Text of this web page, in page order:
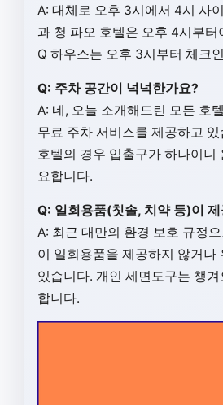
A: 대체로 오후 3시에서 4시 사
과 청 파오 호텔은 오후 4시부터
Q 하우스는 오후 3시부터 체크
Q: 주차 공간이 넉넉한가요?
A: 네, 오늘 소개해드린 모든 호
무료 주차 서비스를 제공하고
호텔의 경우 입출구가 하나이니
요합니다.
Q: 일회용품(칫솔, 치약 등)이
A: 최근 대만의 환경 보호 규정
이 일회용품을 제공하지 않거나
있습니다. 개인 세면도구는 챙
합니다.